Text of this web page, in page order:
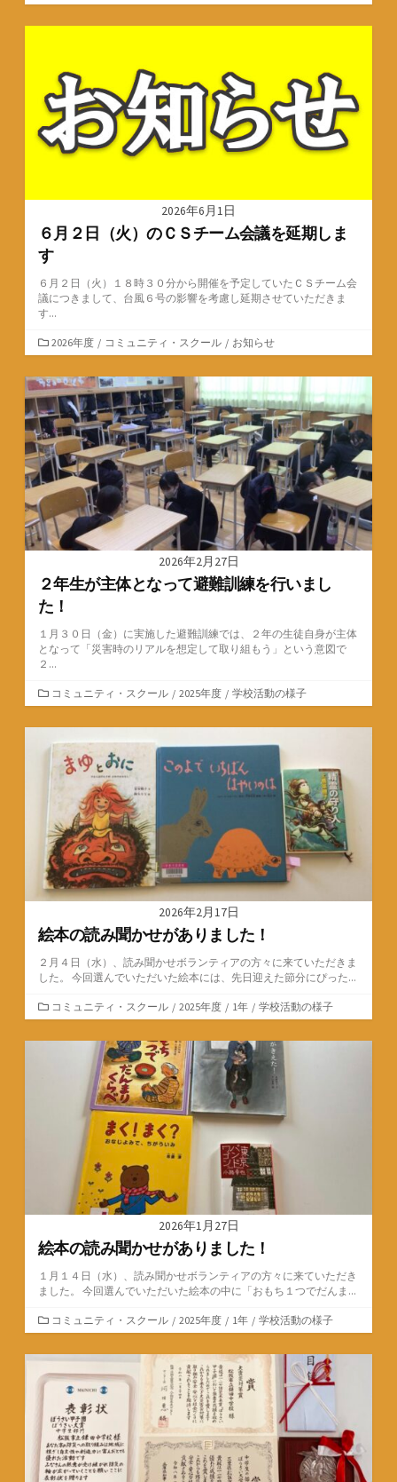
テ
ゴ
2026年6月1日
６月２日（火）のＣＳチーム会議を延期しま
す
６月２日（火）１８時３０分から開催を予定していたＣＳチーム会
議につきまして、台風６号の影響を考慮し延期させていただきま
す...
カ
テ
ゴ
リ
ー
2026年度 / コミュニティ・スクール / お知らせ
2026年2月27日
２年生が主体となって避難訓練を行いまし
た！
１月３０日（金）に実施した避難訓練では、２年の生徒自身が主体
となって「災害時のリアルを想定して取り組もう」という意図で
２...
カ
テ
ゴ
リ
ー
コミュニティ・スクール / 2025年度 / 学校活動の様子
2026年2月17日
絵本の読み聞かせがありました！
２月４日（水）、読み聞かせボランティアの方々に来ていただきま
した。 今回選んでいただいた絵本には、先日迎えた節分にぴった...
カ
テ
ゴ
コミュニティ・スクール / 2025年度 / 1年 / 学校活動の様子
2026年1月27日
絵本の読み聞かせがありました！
１月１４日（水）、読み聞かせボランティアの方々に来ていただき
ました。 今回選んでいただいた絵本の中に「おもち１つでだんま...
カ
テ
ゴ
リ
コミュニティ・スクール / 2025年度 / 1年 / 学校活動の様子